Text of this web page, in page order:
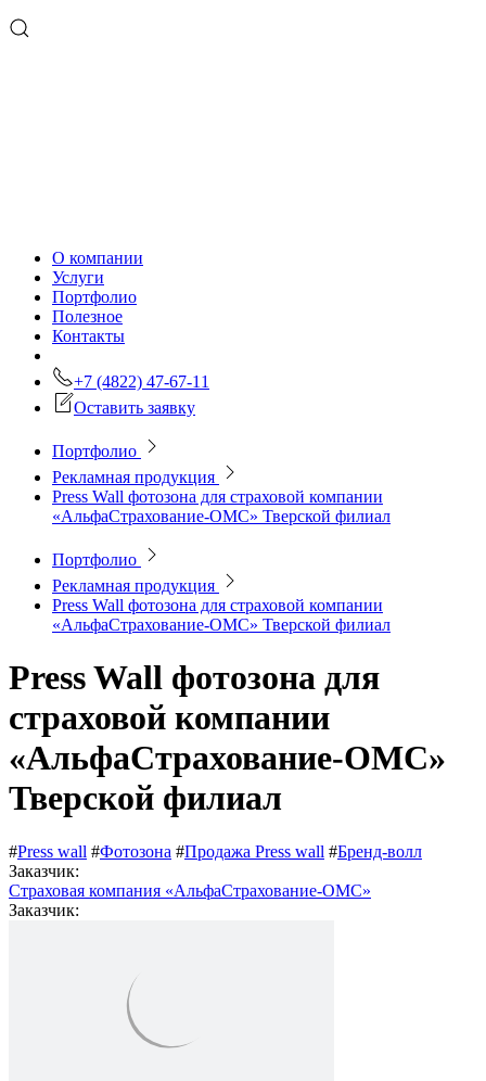
О компании
Услуги
Портфолио
Полезное
Контакты
+7 (4822) 47-67-11
Оставить заявку
Портфолио
Рекламная продукция
Press Wall фотозона для страховой компании
«АльфаСтрахование-ОМС» Тверской филиал
Портфолио
Рекламная продукция
Press Wall фотозона для страховой компании
«АльфаСтрахование-ОМС» Тверской филиал
Press Wall фотозона для
страховой компании
«АльфаСтрахование-ОМС»
Тверской филиал
#Press wall #Фотозона #Продажа Press wall #Бренд-волл
Заказчик:
Страховая компания «АльфаСтрахование-ОМС»
Заказчик: